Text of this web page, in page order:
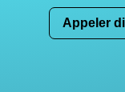
Appeler